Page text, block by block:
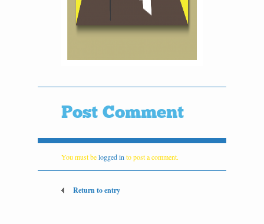
Post Comment
You must belogged in to post a comment.
Return to entry